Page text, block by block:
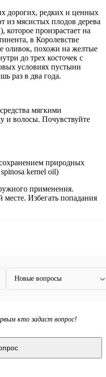
дорогих, редких и ценных
из мясистых плодов дерева
которое произрастает на
в Королевстве
оливок, похожи на желтые
до трех косточек с
условиях пустыни
раз в два года.
мягкими
и волосы. Почувствуйте
природных
kernel oil)
применения.
месте. Избегать попадания
Новые вопросы
кто задаст вопрос!